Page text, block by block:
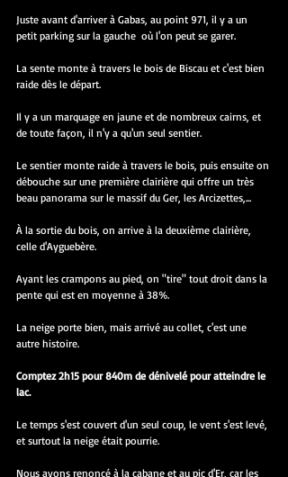
Juste avant d'arriver à Gabas, au point 971, il y a un
petit parking sur la gauche  où l'on peut se garer.
La sente monte à travers le bois de Biscau et c'est bien
raide dès le départ.
Il y a un marquage en jaune et de nombreux cairns, et
de toute façon, il n'y a qu'un seul sentier.
Le sentier monte raide à travers le bois, puis ensuite on
débouche sur une première clairière qui offre un très
beau panorama sur le massif du Ger, les Arcizettes,...
À la sortie du bois, on arrive à la deuxième clairière,
celle d'Ayguebère.
Ayant les crampons au pied, on "tire" tout droit dans la
pente qui est en moyenne à 38%.
La neige porte bien, mais arrivé au collet, c'est une
autre histoire.
Comptez 2h15 pour 840m de dénivelé pour atteindre le
lac.
Le temps s'est couvert d'un seul coup, le vent s'est levé,
et surtout la neige était pourrie.
Nous avons renoncé à la cabane et au pic d'Er, car les